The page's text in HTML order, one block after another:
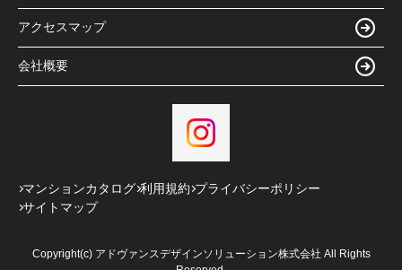
アクセスマップ
会社概要
マンションカタログ 利用規約 プライバシーポリシー
サイトマップ
Copyright(c) アドヴァンスデザインソリューション株式会社 All Rights